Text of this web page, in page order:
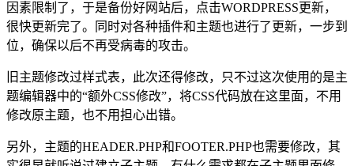
因素限制了，于是备份好网站后，点击WORDPRESS更新，
很快更新完了。同时对各种插件和主题也进行了更新，一步到
位，确保以后不再受病毒的攻击。
旧主题修改过样式表，此次还得修改，只不过这次使用的是主
题编辑器中的“额外CSS修改”，将CSS代码放在这里面，不用
修改原主题，也不用担心出错。
另外，主题的HEADER.PHP和FOOTER.PHP也需要修改，其